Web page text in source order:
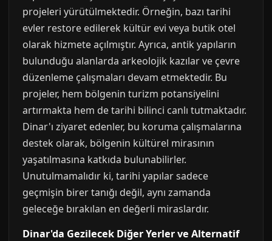
projeleri yürütülmektedir. Örneğin, bazı tarihi
evler restore edilerek kültür evi veya butik otel
olarak hizmete açılmıştır. Ayrıca, antik yapıların
bulunduğu alanlarda arkeolojik kazılar ve çevre
düzenleme çalışmaları devam etmektedir. Bu
projeler, hem bölgenin turizm potansiyelini
artırmakta hem de tarihi bilinci canlı tutmaktadır.
Dinar'ı ziyaret edenler, bu koruma çalışmalarına
destek olarak, bölgenin kültürel mirasının
yaşatılmasına katkıda bulunabilirler.
Unutulmamalıdır ki, tarihi yapılar sadece
geçmişin birer tanığı değil, aynı zamanda
geleceğe bırakılan en değerli miraslardır.
Dinar'da Gezilecek Diğer Yerler ve Alternatif